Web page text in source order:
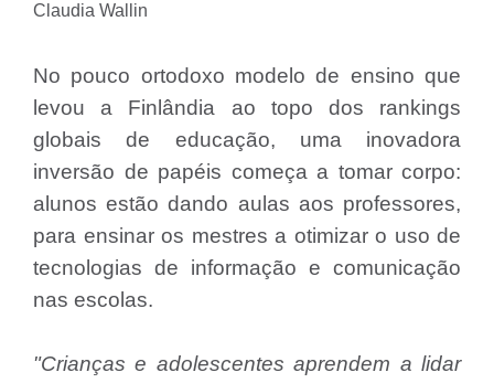
Claudia Wallin
No pouco ortodoxo modelo de ensino que
levou a Finlândia ao topo dos rankings
globais de educação, uma inovadora
inversão de papéis começa a tomar corpo:
alunos estão dando aulas aos professores,
para ensinar os mestres a otimizar o uso de
tecnologias de informação e comunicação
nas escolas.
"Crianças e adolescentes aprendem a lidar